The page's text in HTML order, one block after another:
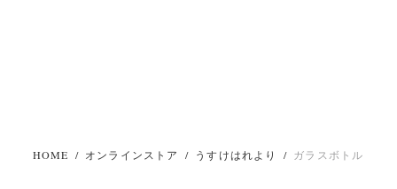
HOME / オンラインストア / うすけはれより / ガラスボトル